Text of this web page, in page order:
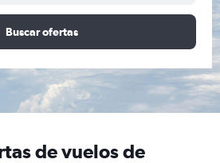
Buscar ofertas
de vuelos de